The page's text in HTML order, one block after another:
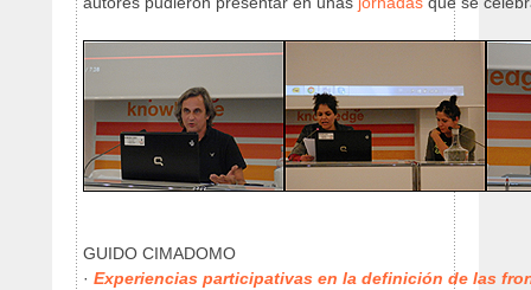
GUIDO CIMADOMO
· Experiencias participativas en la definición de las